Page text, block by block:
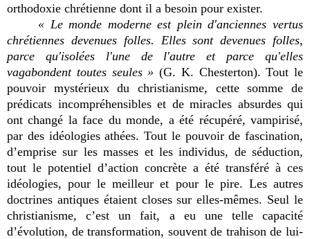
orthodoxie chrétienne dont il a besoin pour exister.
« Le monde moderne est plein d'anciennes vertus
chrétiennes devenues folles. Elles sont devenues folles,
parce qu'isolées l'une de l'autre et parce qu'elles
vagabondent toutes seules » (G. K. Chesterton). Tout le
pouvoir mystérieux du christianisme, cette somme de
prédicats incompréhensibles et de miracles absurdes qui
ont changé la face du monde, a été récupéré, vampirisé,
par des idéologies athées. Tout le pouvoir de fascination,
d’emprise sur les masses et les individus, de séduction,
tout le potentiel d’action concrète a été transféré à ces
idéologies, pour le meilleur et pour le pire. Les autres
doctrines antiques étaient closes sur elles-mêmes. Seul le
christianisme, c’est un fait, a eu une telle capacité
d’évolution, de transformation, souvent de trahison de lui-